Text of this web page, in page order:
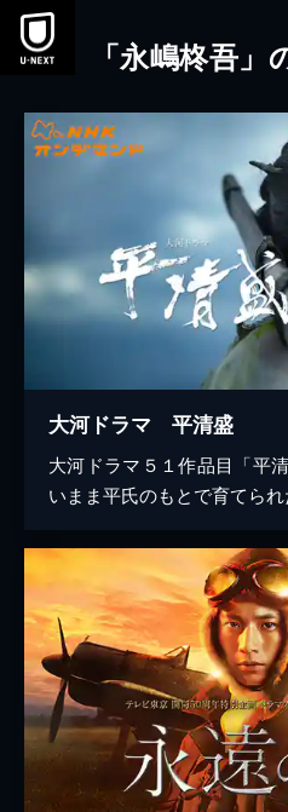
本文へスキップ
「永嶋柊吾」
大河ドラマ 平清盛
大河ドラマ５１作品目「平
いまま平氏のもとで育てら